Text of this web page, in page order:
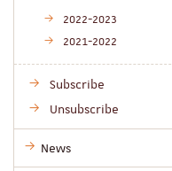
2022-2023
2021-2022
Subscribe
Unsubscribe
News